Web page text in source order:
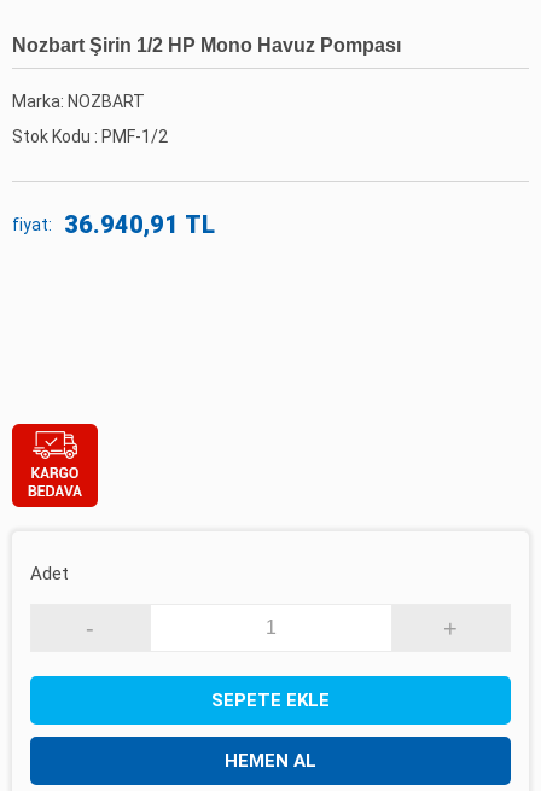
Nozbart Şirin 1/2 HP Mono Havuz Pompası
Marka: NOZBART
Stok Kodu : PMF-1/2
fiyat: 36.940,91 TL
Adet
- +
SEPETE EKLE
HEMEN AL